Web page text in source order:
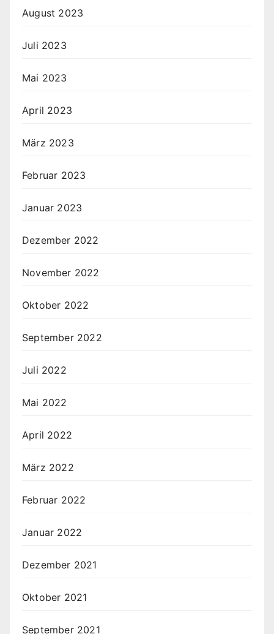
August 2023
Juli 2023
Mai 2023
April 2023
März 2023
Februar 2023
Januar 2023
Dezember 2022
November 2022
Oktober 2022
September 2022
Juli 2022
Mai 2022
April 2022
März 2022
Februar 2022
Januar 2022
Dezember 2021
Oktober 2021
September 2021